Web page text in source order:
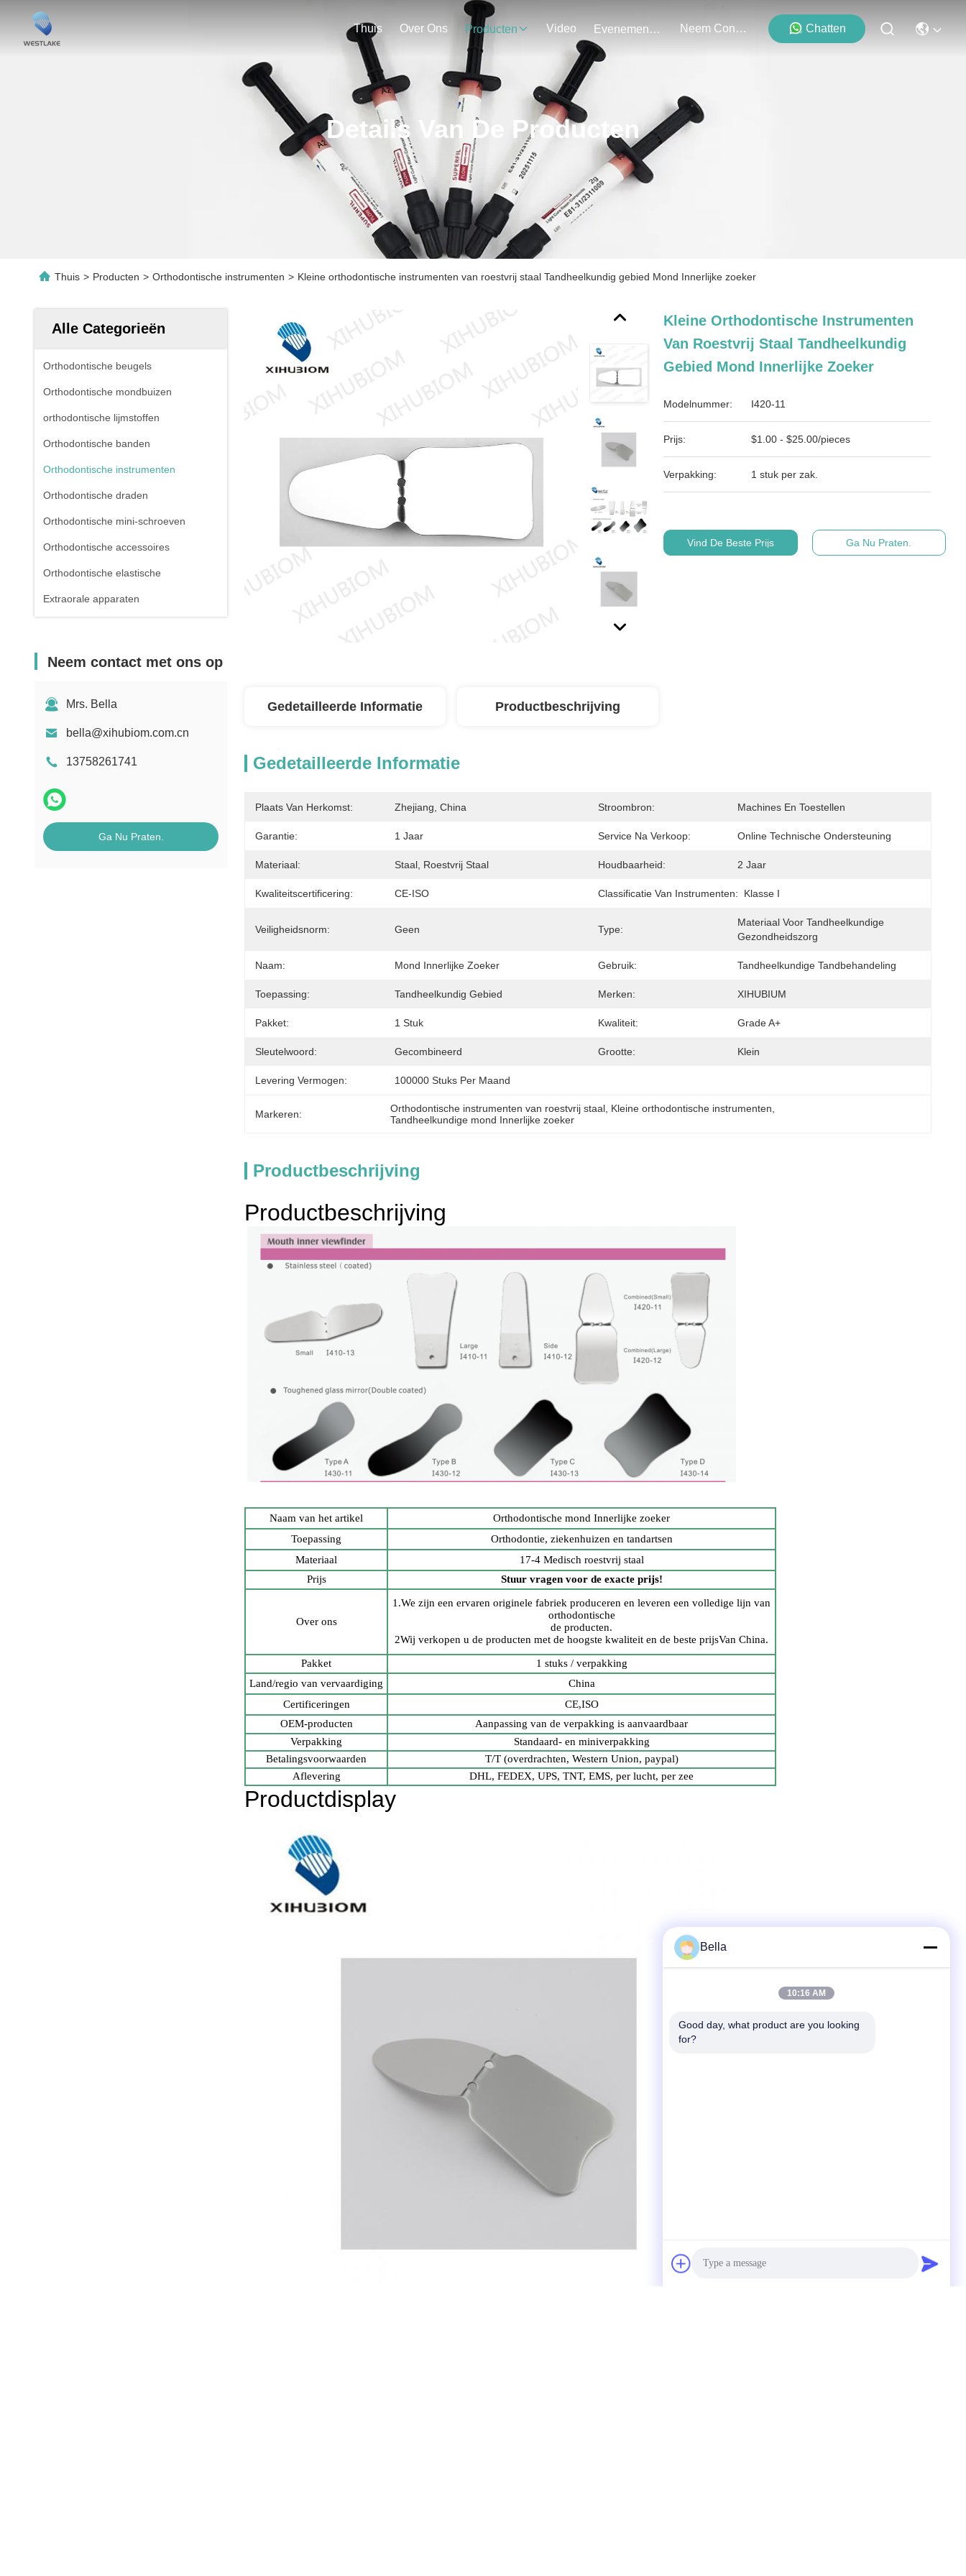
Thuis Over Ons Producten Video Evenementen Neem Contact Met Ons Op Chatten
Details Van De Producten
Thuis > Producten > Orthodontische instrumenten > Kleine orthodontische instrumenten van roestvrij staal Tandheelkundig gebied Mond Innerlijke zoeker
Alle Categorieën
Orthodontische beugels
Orthodontische mondbuizen
orthodontische lijmstoffen
Orthodontische banden
Orthodontische instrumenten
Orthodontische draden
Orthodontische mini-schroeven
Orthodontische accessoires
Orthodontische elastische
Extraorale apparaten
Neem contact met ons op
Mrs. Bella
bella@xihubiom.com.cn
13758261741
Ga Nu Praten.
Kleine Orthodontische Instrumenten
Van Roestvrij Staal Tandheelkundig
Gebied Mond Innerlijke Zoeker
Modelnummer: I420-11
Prijs: $1.00 - $25.00/pieces
Verpakking: 1 stuk per zak.
Vind De Beste Prijs Ga Nu Praten.
Gedetailleerde Informatie Productbeschrijving
Gedetailleerde Informatie
Plaats Van Herkomst: Zhejiang, China Stroombron: Machines En Toestellen
Garantie: 1 Jaar Service Na Verkoop: Online Technische Ondersteuning
Materiaal: Staal, Roestvrij Staal Houdbaarheid: 2 Jaar
Kwaliteitscertificering: CE-ISO Classificatie Van Instrumenten: Klasse I
Veiligheidsnorm: Geen Type:
Materiaal Voor Tandheelkundige
Gezondheidszorg
Naam: Mond Innerlijke Zoeker Gebruik: Tandheelkundige Tandbehandeling
Toepassing: Tandheelkundig Gebied Merken: XIHUBIUM
Pakket: 1 Stuk Kwaliteit: Grade A+
Sleutelwoord: Gecombineerd Grootte: Klein
Levering Vermogen: 100000 Stuks Per Maand
Markeren: Orthodontische instrumenten van roestvrij staal Kleine orthodontische instrumenten
Tandheelkundige mond Innerlijke zoeker
Productbeschrijving
Productbeschrijving
Naam van het artikel
Orthodontische mond Innerlijke zoeker
Toepassing
Orthodontie, ziekenhuizen en tandartsen
Materiaal
17-4 Medisch roestvrij staal
Prijs
Stuur vragen voor de exacte prijs!
Over ons
1.We zijn een ervaren originele fabriek produceren en leveren een volledige lijn van
orthodontische
de producten.
2Wij verkopen u de producten met de hoogste kwaliteit en de beste prijsVan China.
Pakket
1 stuks / verpakking
Land/regio van vervaardiging
China
Certificeringen
CE,ISO
OEM-producten
Aanpassing van de verpakking is aanvaardbaar
Verpakking
Standaard- en miniverpakking
Betalingsvoorwaarden
T/T (overdrachten, Western Union, paypal)
Aflevering
DHL, FEDEX, UPS, TNT, EMS, per lucht, per zee
Productdisplay
Bella
10:16 AM
Good day, what product are you looking
for?